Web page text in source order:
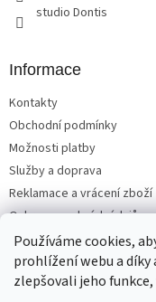
Používáme cookies,
prohlížení webu a
zlepšovali jeho
studio Dontis
Informace
Kontakty
Obchodní podmínky
Možnosti platby
Služby a doprava
Reklamace a vrácení zboží
Ochrana osobních údajů